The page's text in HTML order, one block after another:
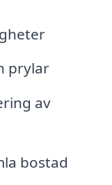
prylar
av
bostad